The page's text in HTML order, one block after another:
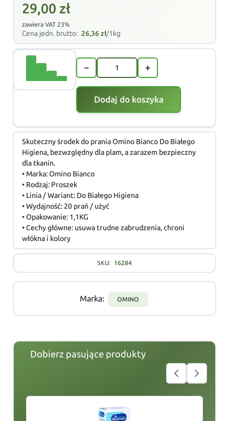
29,00 zł
zawiera VAT 23%
Cena jedn. brutto: 26,36zł/1kg
− +
Dodaj do koszyka
Skuteczny środek do prania Omino Bianco Do Białego
Higiena, bezwzględny dla plam, a zarazem bezpieczny
dla tkanin.
• Marka: Omino Bianco
• Rodzaj: Proszek
• Linia / Wariant: Do Białego Higiena
• Wydajność: 20 prań / użyć
• Opakowanie: 1,1KG
• Cechy główne: usuwa trudne zabrudzenia, chroni
włókna i kolory
SKU: 16284
Marka: OMINO
Dobierz pasujące produkty